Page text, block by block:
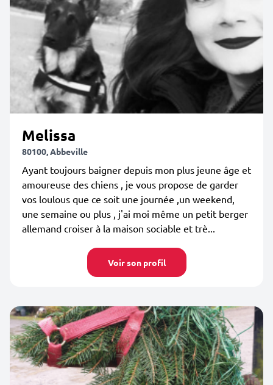
Melissa
80100, Abbeville
Ayant toujours baigner depuis mon plus jeune âge et
amoureuse des chiens , je vous propose de garder
vos loulous que ce soit une journée ,un weekend,
une semaine ou plus , j'ai moi même un petit berger
allemand croiser à la maison sociable et trè...
Voir son profil